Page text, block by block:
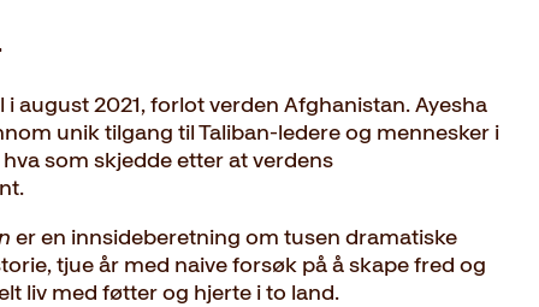
i august 2021, forlot verden Afghanistan. Ayesha
unik tilgang til Taliban-ledere og mennesker i
som skjedde etter at verdens
er en innsideberetning om tusen dramatiske
tjue år med naive forsøk på å skape fred og
liv med føtter og hjerte i to land.